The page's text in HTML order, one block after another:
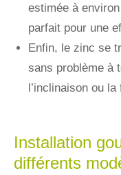
estimée à
parfait pour une
Enfin, le zinc se
sans problème à
l’inclinaison ou la
Installation
différents